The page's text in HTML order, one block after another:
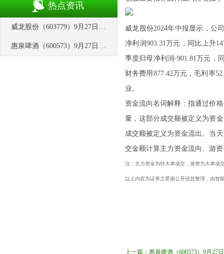
热点资讯
威龙股份（603779）9月27日主力资金净卖出462.45万元
惠泉啤酒（600573）9月27日主力资金净卖出114.08万元
威龙股份2024年中报显示，公
净利润903.31万元，同比上升
季度归母净利润-901.81万元，
财务费用877.42万元，毛利率
业。
资金流向名词解释：指通过价
量，这部分成交额被定义为资
成交额被定义为资金流出。当
交金额计算主力资金流向、游
注：主力资金为特大单成交，游资为大单成
以上内容为证券之星据公开信息整理，由智
上一篇： 惠泉啤酒（600573）9月27